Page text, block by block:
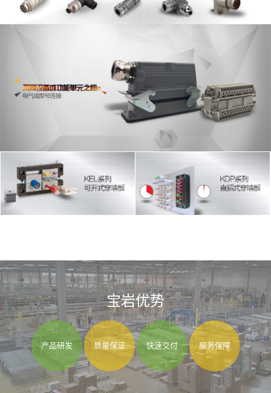
宝岩优势
产品研发 质量保证 快速交付 服务保障